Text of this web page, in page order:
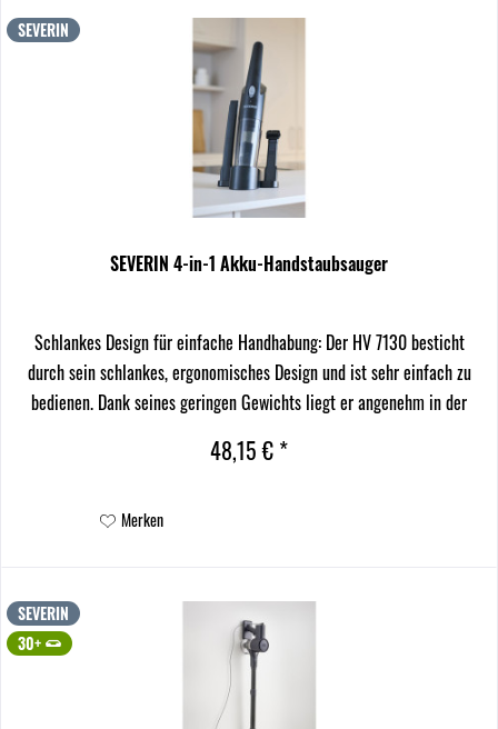
SEVERIN
SEVERIN 4-in-1 Akku-Handstaubsauger
Schlankes Design für einfache Handhabung: Der HV 7130 besticht
durch sein schlankes, ergonomisches Design und ist sehr einfach zu
bedienen. Dank seines geringen Gewichts liegt er angenehm in der
48,15 € *
Merken
SEVERIN
30+